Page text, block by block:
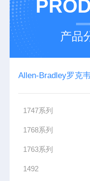
产品
Allen-Bradley罗克
1747系列
1768系列
1763系列
1492